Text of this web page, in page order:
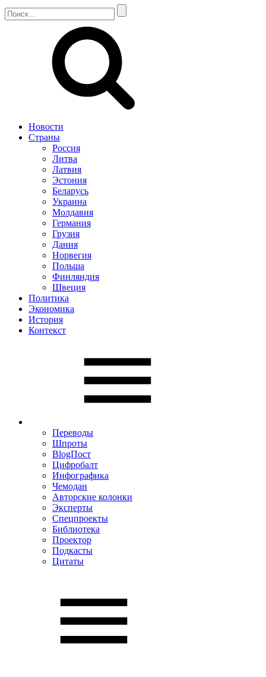
Новости
Страны
Россия
Литва
Латвия
Эстония
Беларусь
Украина
Молдавия
Германия
Грузия
Дания
Норвегия
Польша
Финляндия
Швеция
Политика
Экономика
История
Контекст
Переводы
Шпроты
BlogПост
Цифробалт
Инфографика
Чемодан
Авторские колонки
Эксперты
Спецпроекты
Библиотека
Проектор
Подкасты
Цитаты